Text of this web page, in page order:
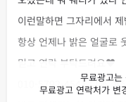
이런말하면 그자리에서
항상 언제나 밝은 얼굴로
믿고 연락 부탁드려요♥
010-5792-4541 디올 실